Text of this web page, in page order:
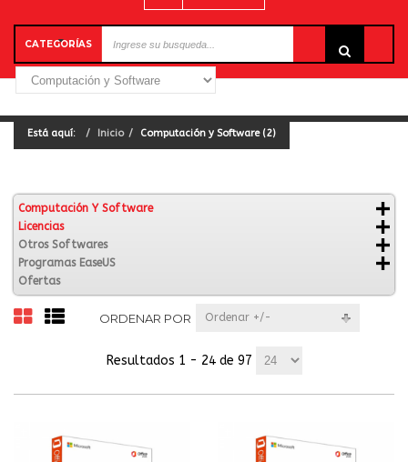
CATEGORÍAS
Está aquí: Inicio Computación y Software (2)
Computación Y Software
Licencias
Otros Softwares
Programas EaseUS
Ofertas
ORDENAR POR Ordenar +/-
Resultados 1 - 24 de 97